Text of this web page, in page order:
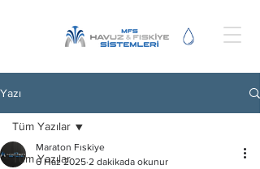
Yazı
Tüm Yazılar
Tüm Yazılar
Maraton Fıskiye
6 Haz 2025 2 dakikada okunur